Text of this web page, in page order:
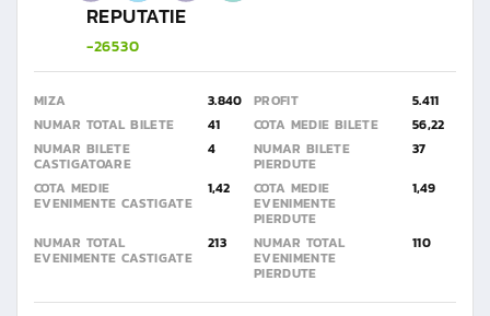
REPUTATIE
-26530
MIZA 3.840 PROFIT
5.411
NUMAR TOTAL BILETE
41 COTA MEDIE BILETE
56,22
NUMAR BILETE
CASTIGATOARE
4 NUMAR BILETE
PIERDUTE
37
COTA MEDIE
EVENIMENTE CASTIGATE
1,42 COTA MEDIE
EVENIMENTE
PIERDUTE
1,49
NUMAR TOTAL
EVENIMENTE CASTIGATE
213 NUMAR TOTAL
EVENIMENTE
PIERDUTE
110